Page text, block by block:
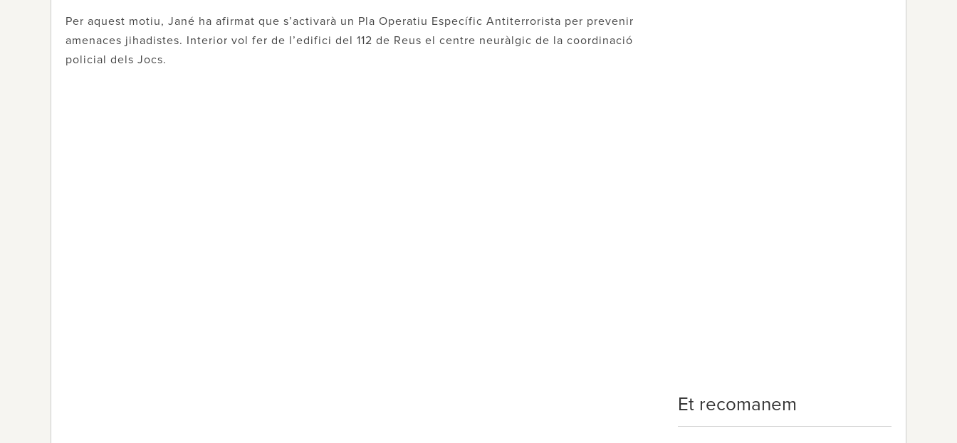
Per aquest motiu, Jané ha afirmat que s’activarà un Pla Operatiu Específic Antiterrorista per prevenir
amenaces jihadistes. Interior vol fer de l’edifici del 112 de Reus el centre neuràlgic de la coordinació
policial dels Jocs.
Et recomanem